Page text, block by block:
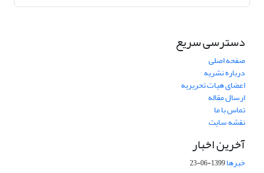
دسترسی سریع
صفحه اصلی
درباره نشریه
اعضای هیات تحریریه
ارسال مقاله
تماس با ما
نقشه سایت
آخرین اخبار
خبرها1399-06-23